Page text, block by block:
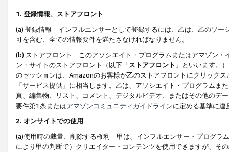
1. 登録情報、ストアフロント
(a) 登録情報 インフルエンサーとして登録するには、乙は、乙のソー
可を含む、全ての情報要件を満たさなければなりません。
(b) ストアフロント このアソシエイト・プログラムまたはアマゾン・
ン・サイトのストアフロント（以下「ストアフロント 」といいます。
のセッションは、Amazonのお客様が乙のストアフロントにクリック
「サービス提供」に相当します。乙は、アソシエイト・プログラム
真、編集物、リスト、コメント、デジタルビデオ、またはその他のデ
要件第1条またはアマゾンコミュニティガイドラインに定める基準に違
2. オンサイトでの使用
(a)使用時の裁量、削除する権利 甲は、インフルエンサー・プログラ
により甲の判断で）クリエイター・コンテンツを使用できますが、そ